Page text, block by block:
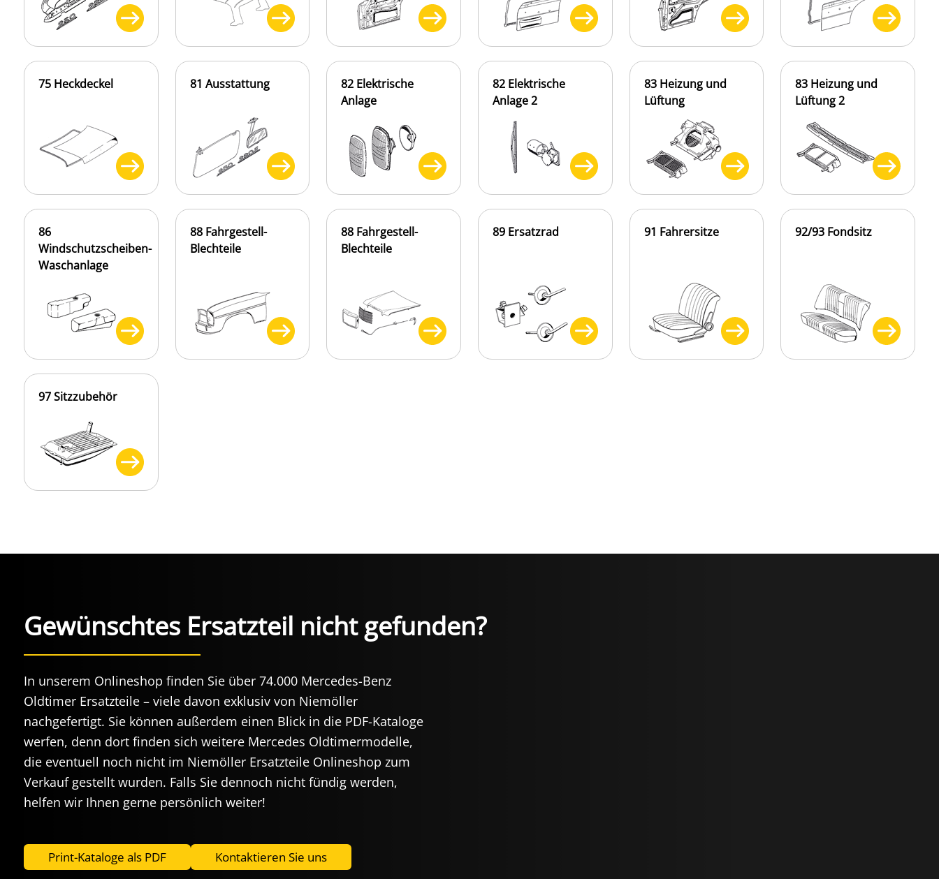
75 Heckdeckel 81 Ausstattung
82 Elektrische
Anlage
82 Elektrische
Anlage 2
83 Heizung und
Lüftung
83 Heizung und
Lüftung 2
86
Windschutzscheiben-
Waschanlage
88 Fahrgestell-
Blechteile
88 Fahrgestell-
Blechteile
89 Ersatzrad 91 Fahrersitze 92/93 Fondsitz
97 Sitzzubehör
Gewünschtes Ersatzteil nicht gefunden?
In unserem Onlineshop finden Sie über 74.000 Mercedes-Benz
Oldtimer Ersatzteile – viele davon exklusiv von Niemöller
nachgefertigt. Sie können außerdem einen Blick in die PDF-Kataloge
werfen, denn dort finden sich weitere Mercedes Oldtimermodelle,
die eventuell noch nicht im Niemöller Ersatzteile Onlineshop zum
Verkauf gestellt wurden. Falls Sie dennoch nicht fündig werden,
helfen wir Ihnen gerne persönlich weiter!
Print-Kataloge als PDF Kontaktieren Sie uns